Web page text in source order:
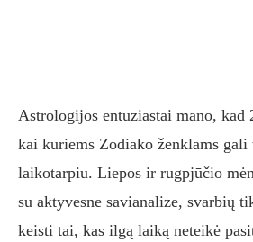
Astrologijos entuziastai mano, kad
kai kuriems Zodiako ženklams
laikotarpiu. Liepos ir rugpjūčio
su aktyvesne savianalize, svarbių
keisti tai, kas ilgą laiką neteikė